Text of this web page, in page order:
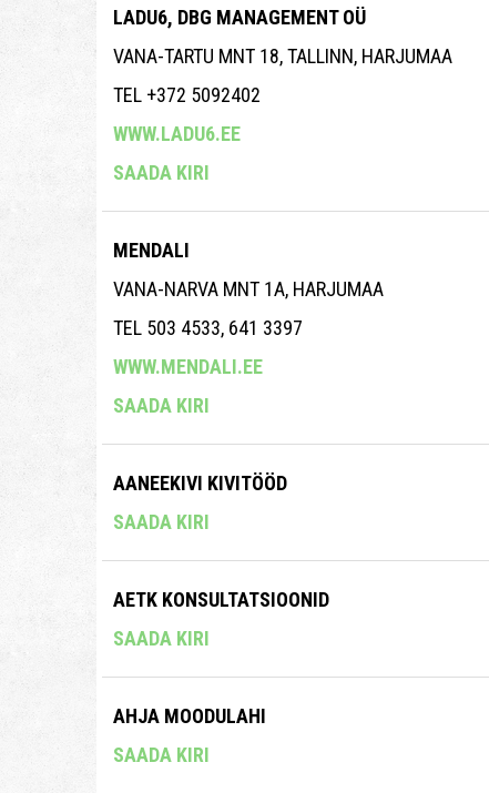
LADU6, DBG MANAGEMENT OÜ
VANA-TARTU MNT 18, TALLINN, HARJUMAA
TEL +372 5092402
WWW.LADU6.EE
SAADA KIRI
MENDALI
VANA-NARVA MNT 1A, HARJUMAA
TEL 503 4533, 641 3397
WWW.MENDALI.EE
SAADA KIRI
AANEEKIVI KIVITÖÖD
SAADA KIRI
AETK KONSULTATSIOONID
SAADA KIRI
AHJA MOODULAHI
SAADA KIRI